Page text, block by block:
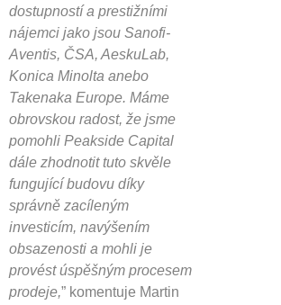
dostupností a prestižními
nájemci jako jsou Sanofi-
Aventis, ČSA, AeskuLab,
Konica Minolta anebo
Takenaka Europe. Máme
obrovskou radost, že jsme
pomohli Peakside Capital
dále zhodnotit tuto skvěle
fungující budovu díky
správně zacíleným
investicím, navýšením
obsazenosti a mohli je
provést úspěšným procesem
prodeje,” komentuje Martin